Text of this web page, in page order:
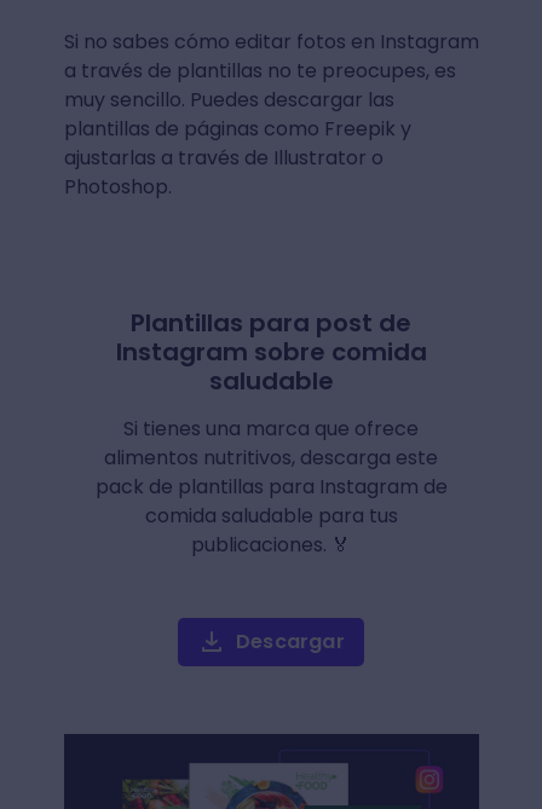
Si no sabes cómo editar fotos en Instagram
a través de plantillas no te preocupes, es
muy sencillo. Puedes descargar las
plantillas de páginas como Freepik y
ajustarlas a través de Illustrator o
Photoshop.
Plantillas para post de
Instagram sobre comida
saludable
Si tienes una marca que ofrece
alimentos nutritivos, descarga este
pack de plantillas para Instagram de
comida saludable para tus
publicaciones. 🏅
Descargar